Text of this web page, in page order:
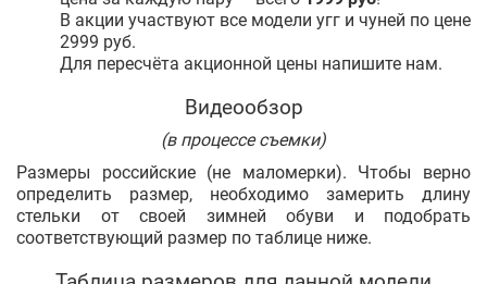
В акции участвуют все модели угг и чуней по цене
2999 руб.
Для пересчёта акционной цены напишите нам.
Видеообзор
(в процессе съемки)
Размеры российские (не маломерки). Чтобы верно
определить размер, необходимо замерить длину
стельки от своей зимней обуви и подобрать
соответствующий размер по таблице ниже.